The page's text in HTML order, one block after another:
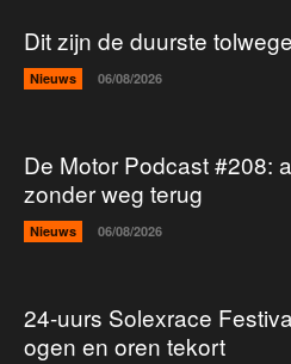
Dit zijn de duurste
Nieuws 06/08/2026
De Motor Podcast #208:
zonder weg terug
Nieuws 06/08/2026
24-uurs Solexrace
ogen en oren tekort